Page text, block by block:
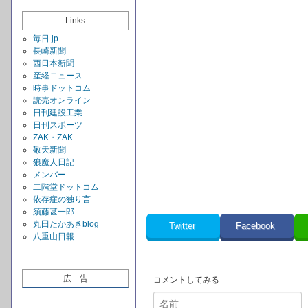
Links
毎日.jp
長崎新聞
西日本新聞
産経ニュース
時事ドットコム
読売オンライン
日刊建設工業
日刊スポーツ
ZAK・ZAK
敬天新聞
狼魔人日記
メンバー
二階堂ドットコム
依存症の独り言
須藤甚一郎
丸田たかあきblog
八重山日報
広 告
Twitter Facebook
コメントしてみる